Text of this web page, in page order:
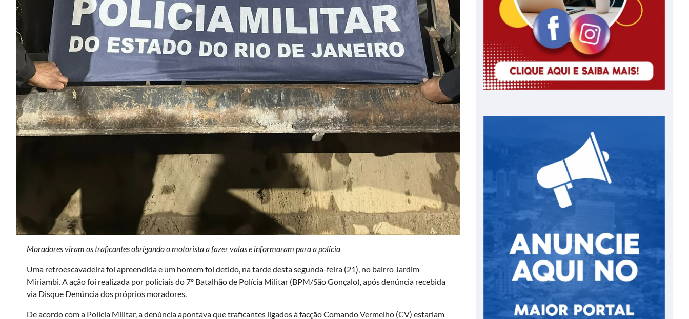
Moradores viram os traficantes obrigando o motorista a fazer valas e informaram para a polícia
Uma retroescavadeira foi apreendida e um homem foi detido, na tarde desta segunda-feira (21), no bairro Jardim
Miriambi. A ação foi realizada por policiais do 7º Batalhão de Polícia Militar (BPM/São Gonçalo), após denúncia recebida
via Disque Denúncia dos próprios moradores.
De acordo com a Polícia Militar, a denúncia apontava que traficantes ligados à facção Comando Vermelho (CV) estariam